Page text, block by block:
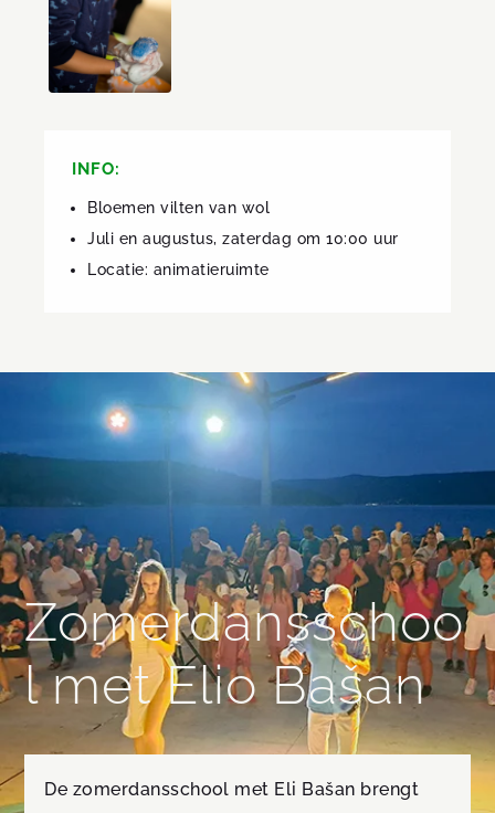
INFO:
Bloemen vilten van wol
Juli en augustus, zaterdag om 10:00 uur
Locatie: animatieruimte
Zomerdansschoo
l met Elio Bašan
De zomerdansschool met Eli Bašan brengt